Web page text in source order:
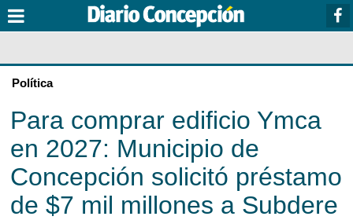
Política
Para comprar edificio Ymca
en 2027: Municipio de
Concepción solicitó préstamo
de $7 mil millones a Subdere